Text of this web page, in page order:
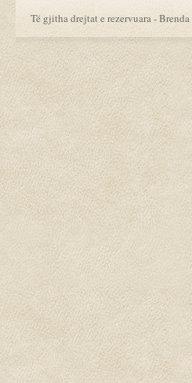
Të gjitha drejtat e rezervuara -